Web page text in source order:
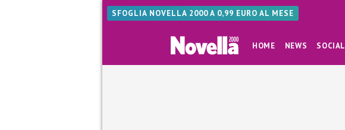
SFOGLIA NOVELLA 2000 A 0,99 EURO AL MESE
HOME NEWS SOCIAL